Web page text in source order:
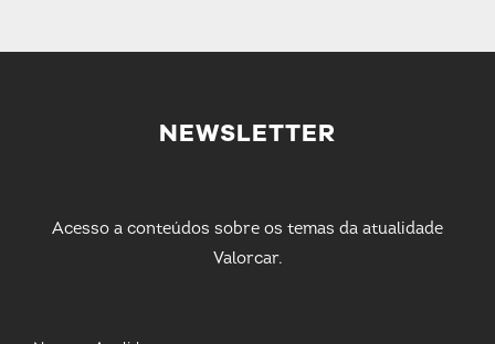
NEWSLETTER
Acesso a conteúdos sobre os temas da atualidade
Valorcar.